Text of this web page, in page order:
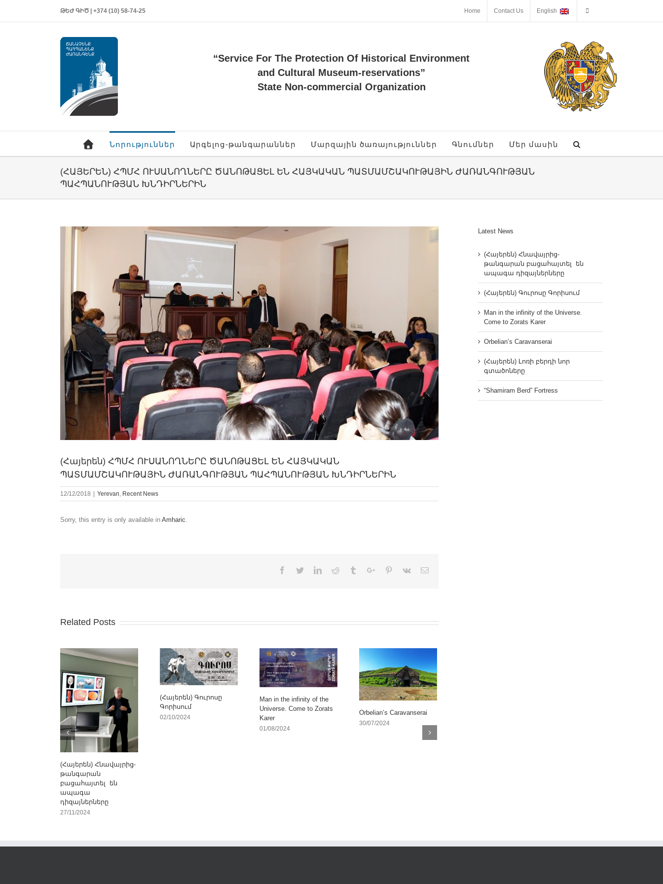
ԹԵԺ ԳԻԾ | +374 (10) 58-74-25 Home Contact Us English
“Service For The Protection Of Historical Environment
and Cultural Museum-reservations”
State Non-commercial Organization
Նորություններ Արգելոց-թանգարաններ Մարզային ծառայություններ Գնումներ Մեր մասին
(ՀԱՅԵՐԵՆ) ՀՊՄՀ ՈՒՍԱՆՈՂՆԵՐԸ ԾԱՆՈԹԱՑԵԼ ԵՆ ՀԱՅԿԱԿԱՆ ՊԱՏՄԱՄՇԱԿՈՒԹԱՅԻՆ ԺԱՌԱՆԳՈՒԹՅԱՆ
ՊԱՀՊԱՆՈՒԹՅԱՆ ԽՆԴԻՐՆԵՐԻՆ
Larger
(Հայերեն) ՀՊՄՀ ՈՒՍԱՆՈՂՆԵՐԸ ԾԱՆՈԹԱՑԵԼ ԵՆ ՀԱՅԿԱԿԱՆ
ՊԱՏՄԱՄՇԱԿՈՒԹԱՅԻՆ ԺԱՌԱՆԳՈՒԹՅԱՆ ՊԱՀՊԱՆՈՒԹՅԱՆ ԽՆԴԻՐՆԵՐԻՆ
12/12/2018 Yerevan, Recent News
Sorry, this entry is only available in Amharic.
Facebook
TwitterLinkedinReddit TumblrGoogle+Pinterest
Vk Email
Related Posts
(Հայերեն) Հնավայրից-
թանգարան
բացահայտել են
ապագա
դիզայներները
27/11/2024
(Հայերեն) Գուրոսը
Գորիսում
02/10/2024
Man in the infinity of the
Universe. Come to Zorats
Karer
01/08/2024
Orbelian’s Caravanserai
30/07/2024
Latest News
(Հայերեն) Հնավայրից-
թանգարան բացահայտել են
ապագա դիզայներները
(Հայերեն) Գուրոսը Գորիսում
Man in the infinity of the Universe.
Come to Zorats Karer
Orbelian’s Caravanserai
(Հայերեն) Լոռի բերդի նոր
գտածոները
“Shamiram Berd” Fortress